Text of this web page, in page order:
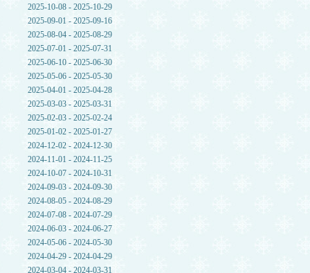
2025-10-08 - 2025-10-29
2025-09-01 - 2025-09-16
2025-08-04 - 2025-08-29
2025-07-01 - 2025-07-31
2025-06-10 - 2025-06-30
2025-05-06 - 2025-05-30
2025-04-01 - 2025-04-28
2025-03-03 - 2025-03-31
2025-02-03 - 2025-02-24
2025-01-02 - 2025-01-27
2024-12-02 - 2024-12-30
2024-11-01 - 2024-11-25
2024-10-07 - 2024-10-31
2024-09-03 - 2024-09-30
2024-08-05 - 2024-08-29
2024-07-08 - 2024-07-29
2024-06-03 - 2024-06-27
2024-05-06 - 2024-05-30
2024-04-29 - 2024-04-29
2024-03-04 - 2024-03-31